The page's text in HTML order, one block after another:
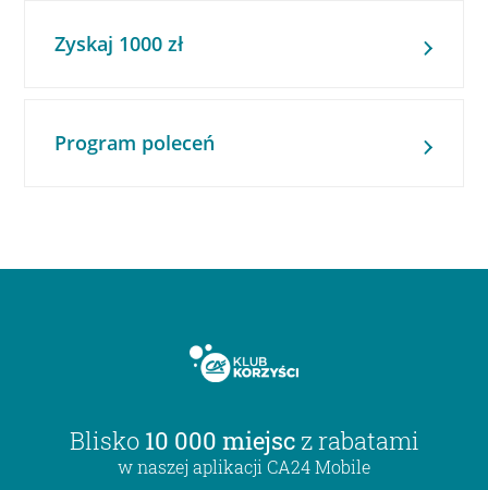
Zyskaj 1000 zł
Program poleceń
Blisko 10 000 miejsc z rabatami
w naszej aplikacji CA24 Mobile